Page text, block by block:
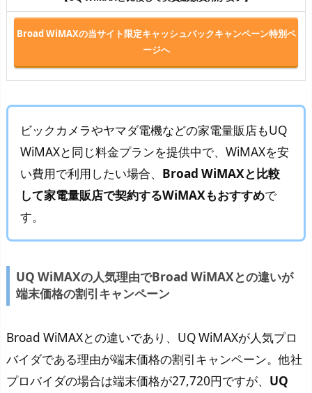
Broad WiMAXの当サイト限定キャッシュバックキャンペーン特別ペ
ージへ
ビックカメラやヤマダ電機などの家電量販店もUQ
WiMAXと同じ料金プランを提供中で、WiMAXを安
い費用で利用したい場合、 Broad WiMAXと比較
して家電量販店で契約するWiMAXもおすすめで
す。
UQ WiMAXの人気理由でBroad WiMAXとの違いが
端末価格の割引キャンペーン
Broad WiMAXとの違いであり、UQ WiMAXが人気プロ
バイダである理由が端末価格の割引キャンペーン。他社
プロバイダの場合は端末価格が27,720円ですが、 UQ